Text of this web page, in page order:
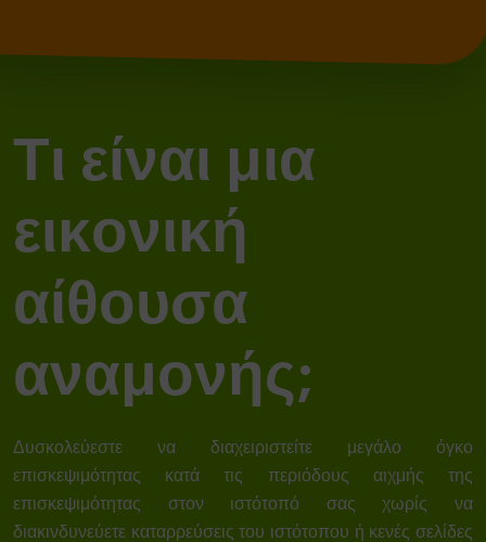
Τι είναι μια
εικονική
αίθουσα
αναμονής;
Δυσκολεύεστε να διαχειριστείτε μεγάλο όγκο
επισκεψιμότητας κατά τις περιόδους αιχμής της
επισκεψιμότητας στον ιστότοπό σας χωρίς να
διακινδυνεύετε καταρρεύσεις του ιστότοπου ή κενές σελίδες